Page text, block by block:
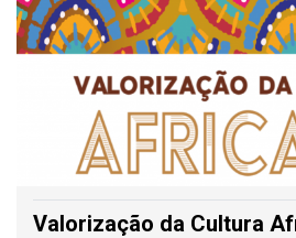
Valorização da Cultura